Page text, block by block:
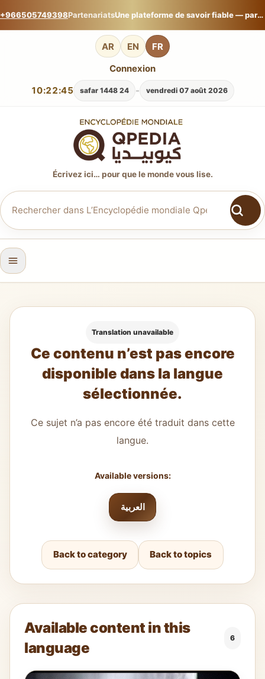
+966505749398Partenariats Une plateforme de savoir fiable — partagez votre expertise sur L’Encyclopédie mondiale Qpedia.
AR EN FR
10:22:46 vendredi 07 août 2026
-
24 safar 1448
Connexion
Écrivez ici… pour que le monde vous lise.
Translation unavailable
Ce contenu n’est pas encore
disponible dans la langue
sélectionnée.
Ce sujet n’a pas encore été traduit dans cette
langue.
Available versions:
العربية
Back to category Back to topics
Available content in this
language
6